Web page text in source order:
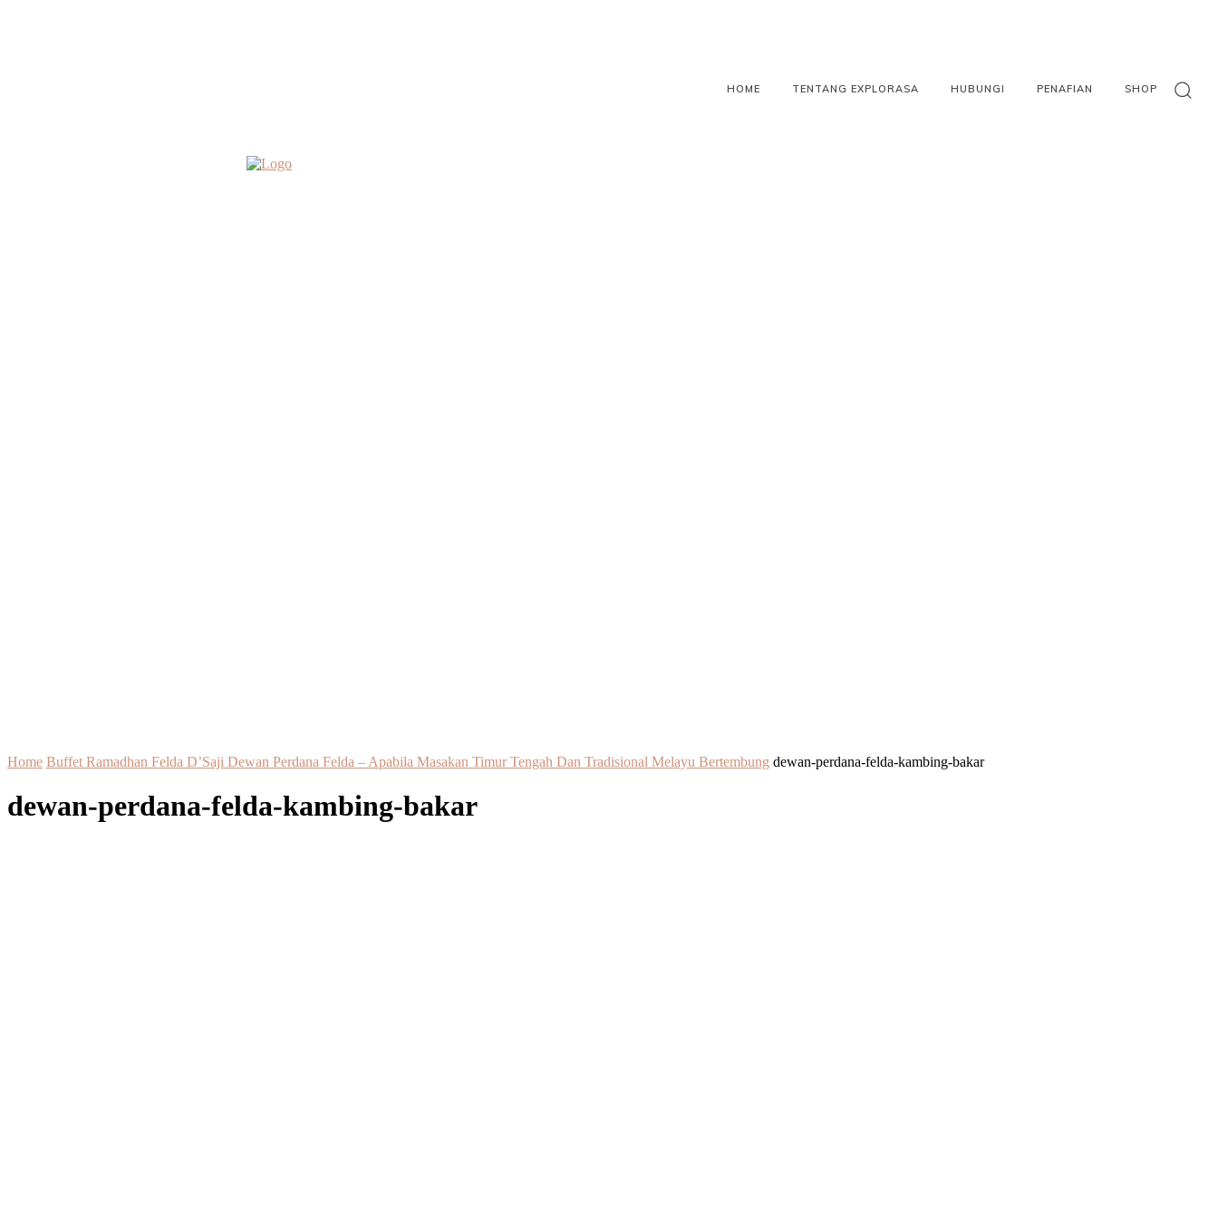
HOME TENTANG EXPLORASA HUBUNGI PENAFIAN SHOP
Home Buffet Ramadhan Felda D’Saji Dewan Perdana Felda – Apabila Masakan Timur Tengah Dan Tradisional Melayu Bertembung dewan-perdana-felda-kambing-bakar
dewan-perdana-felda-kambing-bakar